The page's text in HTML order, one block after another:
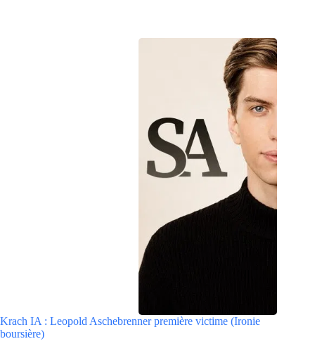
Krach IA : Leopold Aschebrenner première victime (Ironie
boursière)